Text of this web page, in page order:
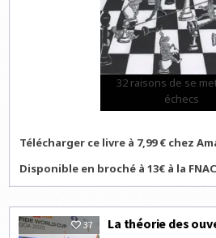
32 raisons de se
échecs
Télécharger ce livre à 7,99 € chez
Disponible en broché à 13€ à la FNAC
37 La théorie des